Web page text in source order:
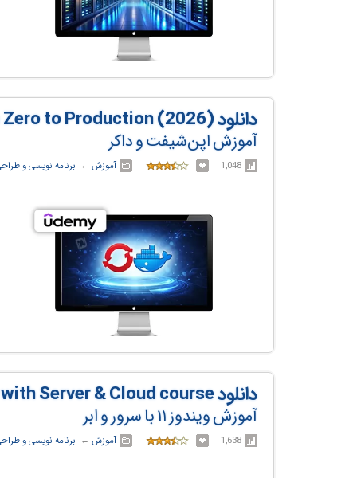
دانلود OpenShift 4.20 and Docker: From Zero to Production (2026)
آموزش اپن‌شیفت و داکر
1,048 آموزش ← ‏ برنامه نویسی و
دانلود Windows 11 Desktop Administration with Server & Cloud course
آموزش ویندوز ۱۱ با سرور و ابر
1,638 آموزش ← ‏ برنامه نویسی و